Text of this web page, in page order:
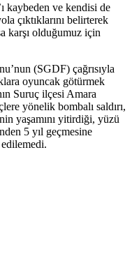
kaybeden ve kendisi de
çıktıklarını belirterek
karşı olduğumuz için
(SGDF) çağrısıyla
oyuncak götürmek
Suruç ilçesi Amara
yönelik bombalı saldırı,
yaşamını yitirdiği, yüzü
5 yıl geçmesine